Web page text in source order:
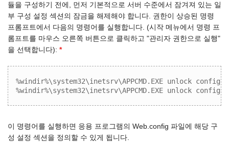
듈을 구성하기 전에, 먼저 기본적으로 서버 수준에서 잠겨져 있는 일
부 구성 설정 섹션의 잠금을 해제해야 합니다. 권한이 상승된 명령
프롬프트에서 다음의 명령어를 실행합니다. (시작 메뉴에서 명령 프
롬프트를 마우스 오른쪽 버튼으로 클릭하고 "관리자 권한으로 실행"
을 선택합니다): *
%windir%\system32\inetsrv\APPCMD.EXE unlock
%windir%\system32\inetsrv\APPCMD.EXE unlock
이 명령어를 실행하면 응용 프로그램의 Web.config 파일에 해당 구
성 설정 섹션을 정의할 수 있게 됩니다.